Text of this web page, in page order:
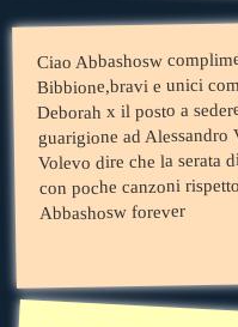
Ciao Abbashosw
Bibbione,bravi e unici
Deborah x il posto a
guarigione ad
Volevo dire che la serata
con poche canzoni
Abbashosw forever